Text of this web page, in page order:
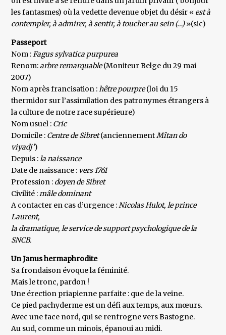
les fantasmes) où la vedette devenue objet du désir « est à
contempler, à admirer, à sentir, à toucher au sein (…)»(sic)
Passeport
Nom :Fagus sylvatica purpurea
Renom:arbre remarquable(Moniteur Belge du 29 mai
2007)
Nom après francisation :hêtre pourpre(loi du 15
thermidor sur l’assimilation des patronymes étrangers à
la culture de notre race supérieure)
Nom usuel : Cric
Domicile : Centre de Sibret(anciennementMîtan do
viyadj’)
Depuis :la naissance
Date de naissance : vers 1761
Profession : doyen de Sibret
Civilité :mâle dominant
A contacter en cas d’urgence :Nicolas Hulot, le prince
Laurent,
la dramatique, le service de support psychologique de la
SNCB.
Un Janus hermaphrodite
Sa frondaison évoque la féminité.
Mais le tronc, pardon !
Une érection priapienne parfaite : que de la veine.
Ce pied pachyderme est un défi aux temps, aux mœurs.
Avec une face nord, qui se renfrogne vers Bastogne.
Au sud, comme un minois, épanoui au midi.